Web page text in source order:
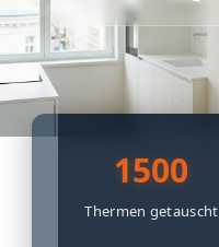
1500
Thermen getauscht